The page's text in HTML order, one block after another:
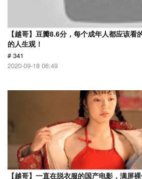
【越哥】豆瓣8.6分，每个成年人都应该看
的人生观！
# 341
2020-09-18 06:49
【越哥】一直在脱衣服的国产电影，满屏